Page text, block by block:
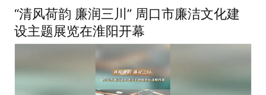
烈反响（十）
“清风荷韵 廉润三川” 周口市廉洁文化建
设主题展览在淮阳开幕